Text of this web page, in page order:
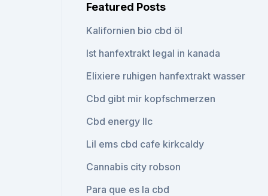
Featured Posts
Kalifornien bio cbd öl
Ist hanfextrakt legal in kanada
Elixiere ruhigen hanfextrakt wasser
Cbd gibt mir kopfschmerzen
Cbd energy llc
Lil ems cbd cafe kirkcaldy
Cannabis city robson
Para que es la cbd